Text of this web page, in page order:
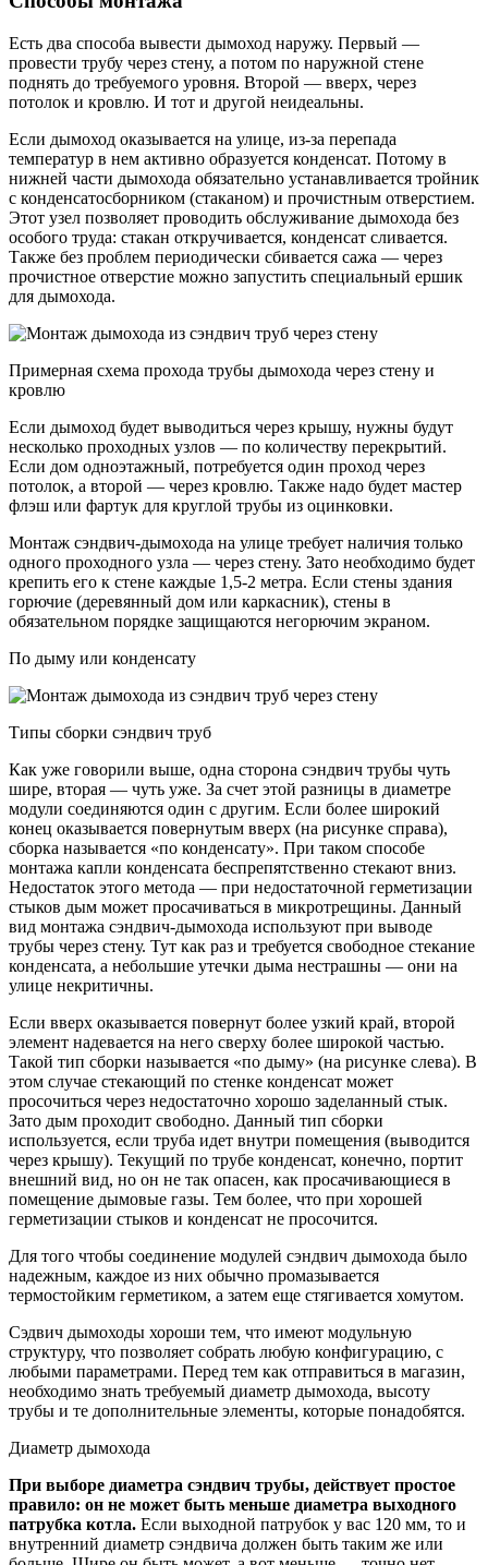
Есть два способа вывести дымоход наружу. Первый —
провести трубу через стену, а потом по наружной стене
поднять до требуемого уровня. Второй — вверх, через
потолок и кровлю. И тот и другой неидеальны.
Если дымоход оказывается на улице, из-за перепада
температур в нем активно образуется конденсат. Потому в
нижней части дымохода обязательно устанавливается тройник
с конденсатосборником (стаканом) и прочистным отверстием.
Этот узел позволяет проводить обслуживание дымохода без
особого труда: стакан откручивается, конденсат сливается.
Также без проблем периодически сбивается сажа — через
прочистное отверстие можно запустить специальный ершик
для дымохода.
Примерная схема прохода трубы дымохода через стену и
кровлю
Если дымоход будет выводиться через крышу, нужны будут
несколько проходных узлов — по количеству перекрытий.
Если дом одноэтажный, потребуется один проход через
потолок, а второй — через кровлю. Также надо будет мастер
флэш или фартук для круглой трубы из оцинковки.
Монтаж сэндвич-дымохода на улице требует наличия только
одного проходного узла — через стену. Зато необходимо будет
крепить его к стене каждые 1,5-2 метра. Если стены здания
горючие (деревянный дом или каркасник), стены в
обязательном порядке защищаются негорючим экраном.
По дыму или конденсату
Типы сборки сэндвич труб
Как уже говорили выше, одна сторона сэндвич трубы чуть
шире, вторая — чуть уже. За счет этой разницы в диаметре
модули соединяются один с другим. Если более широкий
конец оказывается повернутым вверх (на рисунке справа),
сборка называется «по конденсату». При таком способе
монтажа капли конденсата беспрепятственно стекают вниз.
Недостаток этого метода — при недостаточной герметизации
стыков дым может просачиваться в микротрещины. Данный
вид монтажа сэндвич-дымохода используют при выводе
трубы через стену. Тут как раз и требуется свободное стекание
конденсата, а небольшие утечки дыма нестрашны — они на
улице некритичны.
Если вверх оказывается повернут более узкий край, второй
элемент надевается на него сверху более широкой частью.
Такой тип сборки называется «по дыму» (на рисунке слева). В
этом случае стекающий по стенке конденсат может
просочиться через недостаточно хорошо заделанный стык.
Зато дым проходит свободно. Данный тип сборки
используется, если труба идет внутри помещения (выводится
через крышу). Текущий по трубе конденсат, конечно, портит
внешний вид, но он не так опасен, как просачивающиеся в
помещение дымовые газы. Тем более, что при хорошей
герметизации стыков и конденсат не просочится.
Для того чтобы соединение модулей сэндвич дымохода было
надежным, каждое из них обычно промазывается
термостойким герметиком, а затем еще стягивается хомутом.
Сэдвич дымоходы хороши тем, что имеют модульную
структуру, что позволяет собрать любую конфигурацию, с
любыми параметрами. Перед тем как отправиться в магазин,
необходимо знать требуемый диаметр дымохода, высоту
трубы и те дополнительные элементы, которые понадобятся.
Диаметр дымохода
При выборе диаметра сэндвич трубы, действует простое
правило: он не может быть меньше диаметра выходного
патрубка котла. Если выходной патрубок у вас 120 мм, то и
внутренний диаметр сэндвича должен быть таким же или